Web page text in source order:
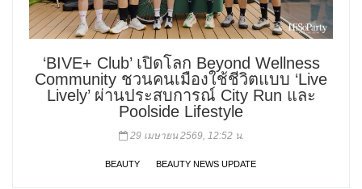
‘BIVE+ Club’ เปิดโลก Beyond Wellness
Community ชวนคนเมืองใช้ชีวิตแบบ ‘Live
Lively’ ผ่านประสบการณ์ City Run และ
Poolside Lifestyle
29 เมษายน 2569, 12:52 น.
BEAUTY BEAUTY NEWS UPDATE